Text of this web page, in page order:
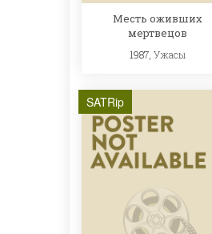
Месть оживших
мертвецов
1987, Ужасы
SATRip